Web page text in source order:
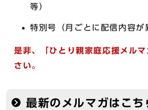
等）
特別号（月ごとに配信内容が
是非、「ひとり親家庭応援メル
さい。
最新のメルマガはこち